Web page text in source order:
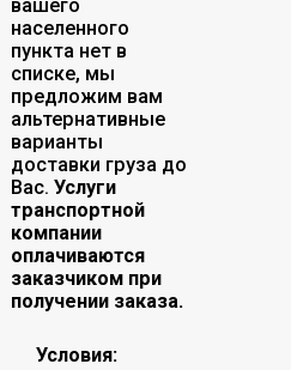
вашего
населенного
пункта нет в
списке, мы
предложим вам
альтернативные
варианты
доставки груза до
Вас. Услуги
транспортной
компании
оплачиваются
заказчиком при
получении заказа.
Условия: